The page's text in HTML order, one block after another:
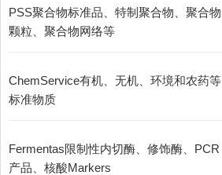
PSS聚合物标准品、特制聚合物、聚合物
颗粒、聚合物网络等
ChemService有机、无机、环境和农药等
标准物质
Fermentas限制性内切酶、修饰酶、PCR
产品、核酸Markers